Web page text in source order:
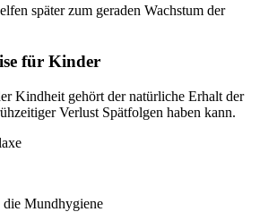
später zum geraden Wachstum der
für Kinder
Kindheit gehört der natürliche Erhalt der
Verlust Spätfolgen haben kann.
Mundhygiene